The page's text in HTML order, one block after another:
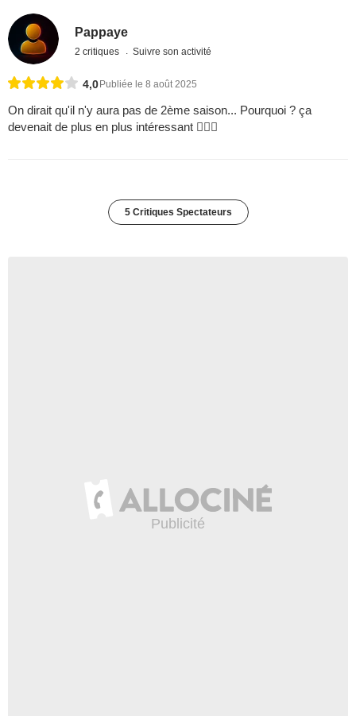
Pappaye
2 critiques Suivre son activité
4,0 Publiée le 8 août 2025
On dirait qu'il n'y aura pas de 2ème saison... Pourquoi ? ça
devenait de plus en plus intéressant 
5 Critiques Spectateurs